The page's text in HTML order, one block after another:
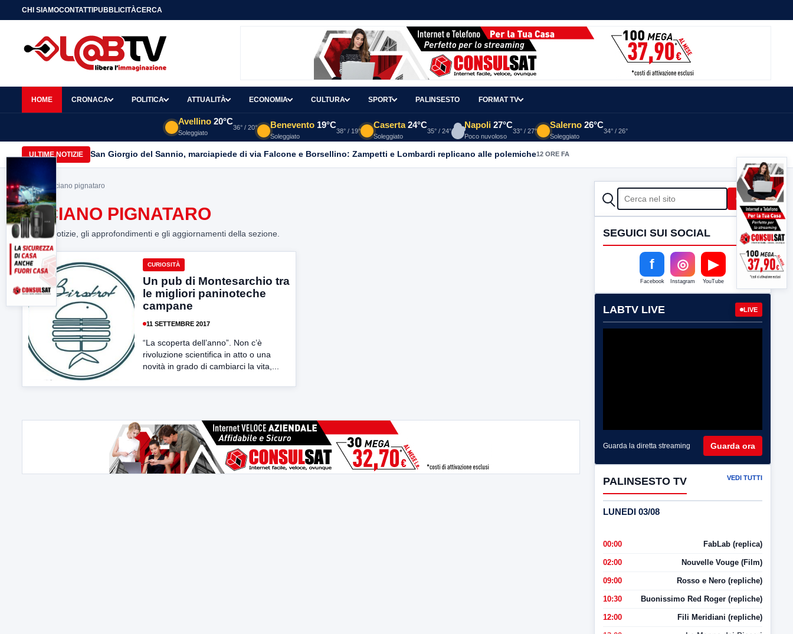
CHI SIAMOCONTATTIPUBBLICITÀCERCA
HOME CRONACA POLITICA ATTUALITÀ ECONOMIA CULTURA SPORT PALINSESTO FORMAT TV
Avellino 20°C
Soleggiato
36° / 20° Benevento 19°C
Soleggiato
38° / 19°
Caserta 24°C
Soleggiato
35° / 24°
Napoli 27°C
Poco nuvoloso
33° / 27°
Salerno 26°C
Soleggiato
34° / 26°
ULTIME NOTIZIE San Giorgio del Sannio, marciapiede di via Falcone e Borsellino: Zampetti e Lombardi replicano alle polemiche12 ORE FA
Home> luciano pignataro
LUCIANO PIGNATARO
Tutte le notizie, gli approfondimenti e gli aggiornamenti della sezione.
CURIOSITÀ
Un pub di Montesarchio tra
le migliori paninoteche
campane
11 SETTEMBRE 2017
“La scoperta dell’anno”. Non c’è
rivoluzione scientifica in atto o una
novità in grado di cambiarci la vita,...
CERCA Cerca
SEGUICI SUI SOCIAL
f
Facebook
◎
Instagram
▶
YouTube
LABTV LIVE LIVE
Guarda la diretta streaming Guarda ora
PALINSESTO TV VEDI TUTTI
LUNEDI 03/08
00:00 FabLab (replica)
02:00 Nouvelle Vouge (Film)
09:00 Rosso e Nero (repliche)
10:30 Buonissimo Red Roger (repliche)
12:00 Fili Meridiani (repliche)